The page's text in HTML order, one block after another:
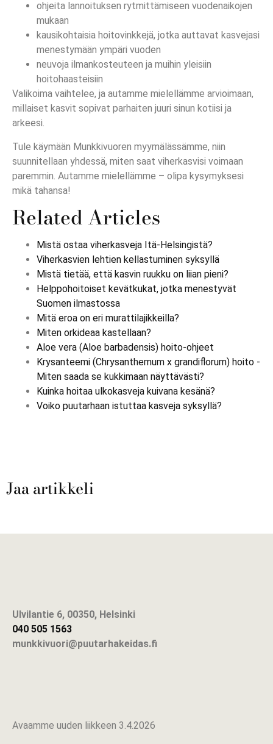
ohjeita lannoituksen rytmittämiseen vuodenaikojen
mukaan
kausikohtaisia hoitovinkkejä, jotka auttavat kasvejasi
menestymään ympäri vuoden
neuvoja ilmankosteuteen ja muihin yleisiin
hoitohaasteisiin
Valikoima vaihtelee, ja autamme mielellämme arvioimaan,
millaiset kasvit sopivat parhaiten juuri sinun kotiisi ja
arkeesi.
Tule käymään Munkkivuoren myymälässämme, niin
suunnitellaan yhdessä, miten saat viherkasvisi voimaan
paremmin. Autamme mielellämme – olipa kysymyksesi
mikä tahansa!
Related Articles
Mistä ostaa viherkasveja Itä-Helsingistä?
Viherkasvien lehtien kellastuminen syksyllä
Mistä tietää, että kasvin ruukku on liian pieni?
Helppohoitoiset kevätkukat, jotka menestyvät
Suomen ilmastossa
Mitä eroa on eri murattilajikkeilla?
Miten orkideaa kastellaan?
Aloe vera (Aloe barbadensis) hoito-ohjeet
Krysanteemi (Chrysanthemum x grandiflorum) hoito -
Miten saada se kukkimaan näyttävästi?
Kuinka hoitaa ulkokasveja kuivana kesänä?
Voiko puutarhaan istuttaa kasveja syksyllä?
Jaa artikkeli
Ulvilantie 6, 00350, Helsinki
040 505 1563
munkkivuori@puutarhakeidas.fi
Avaamme uuden liikkeen 3.4.2026